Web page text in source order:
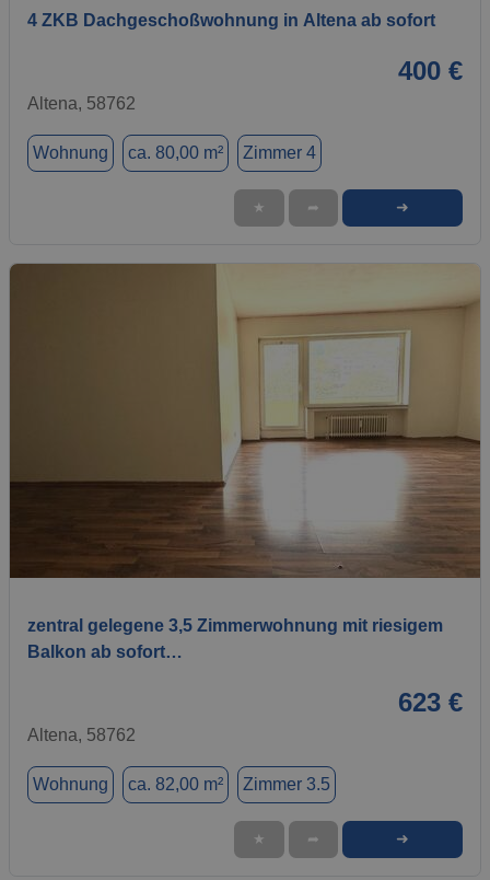
4 ZKB Dachgeschoßwohnung in Altena ab sofort
400 €
Altena, 58762
Wohnung ca. 80,00 m² Zimmer 4
★ ➦ ➜
1 / 4
zentral gelegene 3,5 Zimmerwohnung mit riesigem
Balkon ab sofort…
623 €
Altena, 58762
Wohnung ca. 82,00 m² Zimmer 3.5
★ ➦ ➜